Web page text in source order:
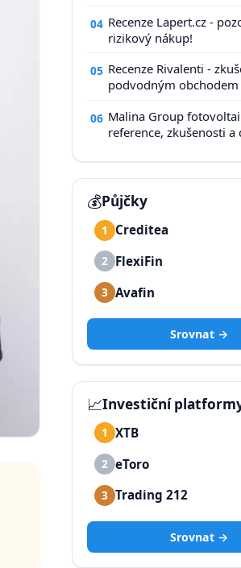
04 Recenze Lapert.cz -
rizikový nákup!
05 Recenze Rivalenti -
podvodným obchodem
06 Malina Group
reference, zkušenosti a
💰Půjčky
1 Creditea
2 FlexiFin
3 Avafin
Srovnat →
📈Investiční
1 XTB
2 eToro
3 Trading 212
Srovnat →